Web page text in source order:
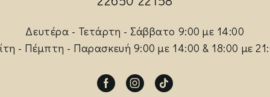
Δευτέρα - Τετάρτη - Σάββατο 9:00 με 14:00
- Πέμπτη - Παρασκευή 9:00 με 14:00 & 18:00 με
FacebookInstagram
Tik-